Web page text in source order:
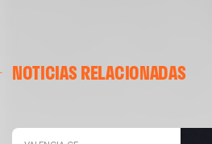
NOTICIAS RELACIONADAS
ENTRENAMIENTO DEL